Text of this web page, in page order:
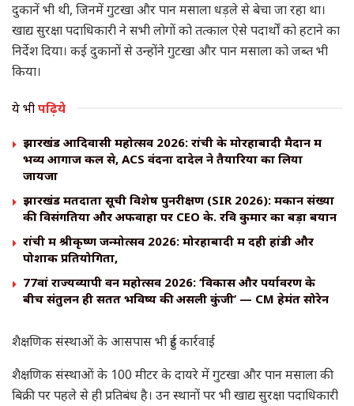
दुकानें भी थी, जिनमें गुटखा और पान मसाला धड़ले से बेचा जा रहा था।
खाद्य सुरक्षा पदाधिकारी ने सभी लोगों को तत्काल ऐसे पदार्थों को हटाने का
निर्देश दिया। कई दुकानों से उन्होंने गुटखा और पान मसाला को जब्त भी
किया।
ये भीपढ़िये
झारखंड आदिवासी महोत्सव 2026: रांची के मोरहाबादी मैदान में
भव्य आगाज कल से, ACS वंदना दादेल ने तैयारियों का लिया
जायजा
झारखंड मतदाता सूची विशेष पुनरीक्षण (SIR 2026): मकान संख्या
की विसंगतियों और अफवाहों पर CEO के. रवि कुमार का बड़ा बयान
रांची में श्रीकृष्ण जन्मोत्सव 2026: मोरहाबादी में दही हांडी और
पोशाक प्रतियोगिता,
77वां राज्यव्यापी वन महोत्सव 2026: ‘विकास और पर्यावरण के
बीच संतुलन ही सतत भविष्य की असली कुंजी’ — CM हेमंत सोरेन
शैक्षणिक संस्थाओं के आसपास भी हुई कार्रवाई
शैक्षणिक संस्थाओं के 100 मीटर के दायरे में गुटखा और पान मसाला की
बिक्री पर पहले से ही प्रतिबंध है। उन स्थानों पर भी खाद्य सुरक्षा पदाधिकारी